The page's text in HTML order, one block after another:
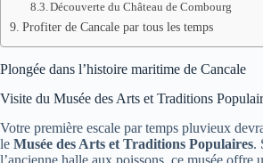
Découverte du Château de Combourg
Profiter de Cancale par tous les temps
Plongée dans l’histoire maritime de Cancale
Visite du Musée des Arts et Traditions
Votre première escale par temps pluvieux
le Musée des Arts et Traditions Populaires.
l’ancienne halle aux poissons, ce musée offre